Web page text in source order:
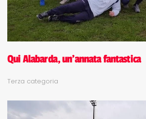
Qui Alabarda, un'annata fantastica
Terza categoria